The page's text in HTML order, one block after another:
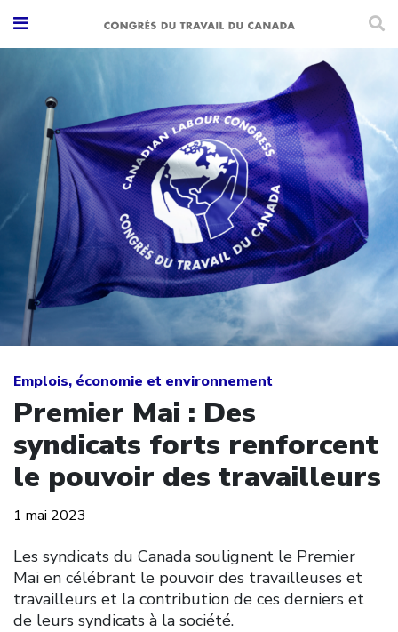
Emplois, économie et environnement
Premier Mai : Des
syndicats forts renforcent
le pouvoir des travailleurs
1 mai 2023
Les syndicats du Canada soulignent le Premier
Mai en célébrant le pouvoir des travailleuses et
travailleurs et la contribution de ces derniers et
de leurs syndicats à la société.